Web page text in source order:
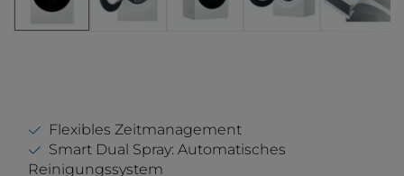
Flexibles Zeitmanagement
Smart Dual Spray: Automatisches
Reinigungssystem